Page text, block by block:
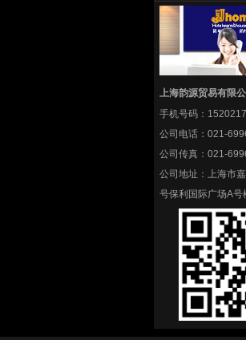
上海韵源贸易有限公
手机号码：
公司电话： 021-
公司传真： 021-
公司地址： 上海市
号保利国际广场A号